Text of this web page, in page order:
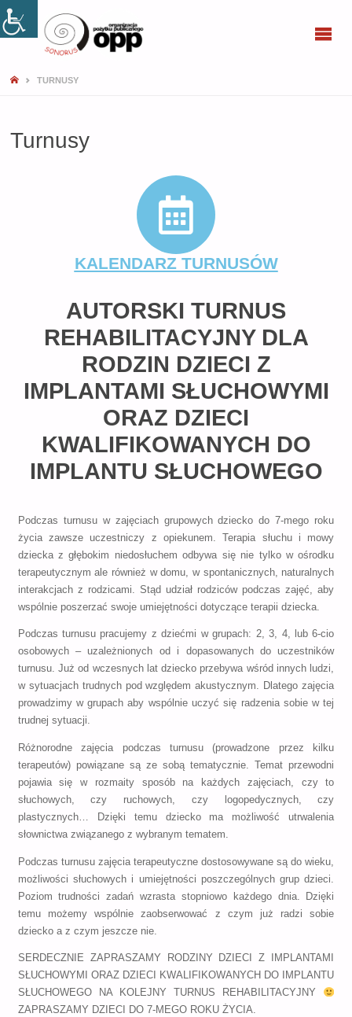
TURNUSY
Turnusy
KALENDARZ TURNUSÓW
AUTORSKI TURNUS
REHABILITACYJNY DLA
RODZIN DZIECI Z
IMPLANTAMI SŁUCHOWYMI
ORAZ DZIECI
KWALIFIKOWANYCH DO
IMPLANTU SŁUCHOWEGO
Podczas turnusu w zajęciach grupowych dziecko do 7-mego roku
życia zawsze uczestniczy z opiekunem. Terapia słuchu i mowy
dziecka z głębokim niedosłuchem odbywa się nie tylko w ośrodku
terapeutycznym ale również w domu, w spontanicznych, naturalnych
interakcjach z rodzicami. Stąd udział rodziców podczas zajęć, aby
wspólnie poszerzać swoje umiejętności dotyczące terapii dziecka.
Podczas turnusu pracujemy z dziećmi w grupach: 2, 3, 4, lub 6-cio
osobowych – uzależnionych od i dopasowanych do uczestników
turnusu. Już od wczesnych lat dziecko przebywa wśród innych ludzi,
w sytuacjach trudnych pod względem akustycznym. Dlatego zajęcia
prowadzimy w grupach aby wspólnie uczyć się radzenia sobie w tej
trudnej sytuacji.
Różnorodne zajęcia podczas turnusu (prowadzone przez kilku
terapeutów) powiązane są ze sobą tematycznie. Temat przewodni
pojawia się w rozmaity sposób na każdych zajęciach, czy to
słuchowych, czy ruchowych, czy logopedycznych, czy
plastycznych… Dzięki temu dziecko ma możliwość utrwalenia
słownictwa związanego z wybranym tematem.
Podczas turnusu zajęcia terapeutyczne dostosowywane są do wieku,
możliwości słuchowych i umiejętności poszczególnych grup dzieci.
Poziom trudności zadań wzrasta stopniowo każdego dnia. Dzięki
temu możemy wspólnie zaobserwować z czym już radzi sobie
dziecko a z czym jeszcze nie.
SERDECZNIE ZAPRASZAMY RODZINY DZIECI Z IMPLANTAMI
SŁUCHOWYMI ORAZ DZIECI KWALIFIKOWANYCH DO IMPLANTU
SŁUCHOWEGO NA KOLEJNY TURNUS REHABILITACYJNY
ZAPRASZAMY DZIECI DO 7-MEGO ROKU ŻYCIA.